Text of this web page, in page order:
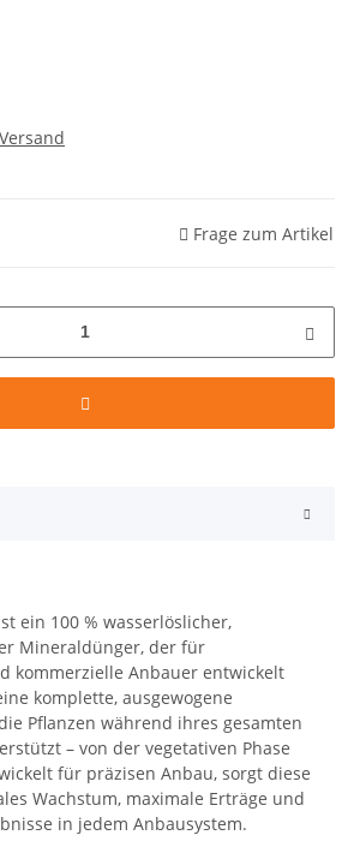
Versand
Frage zum Artikel
ein 100 % wasserlöslicher,
Mineraldünger, der für
kommerzielle Anbauer entwickelt
komplette, ausgewogene
Pflanzen während ihres gesamten
– von der vegetativen Phase
für präzisen Anbau, sorgt diese
Wachstum, maximale Erträge und
in jedem Anbausystem.